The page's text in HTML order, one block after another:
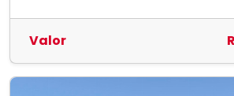
Valor